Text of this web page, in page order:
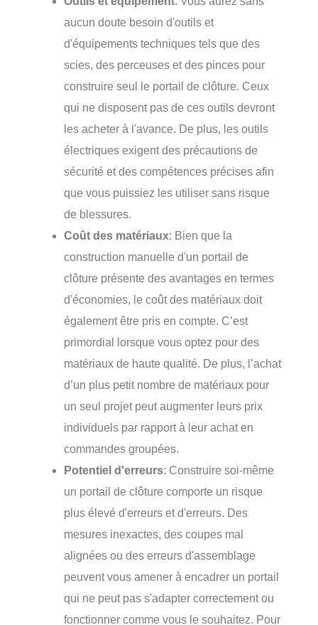
aucun doute besoin d'outils et
d'équipements techniques tels que des
scies, des perceuses et des pinces pour
construire seul le portail de clôture. Ceux
qui ne disposent pas de ces outils devront
les acheter à l'avance. De plus, les outils
électriques exigent des précautions de
sécurité et des compétences précises afin
que vous puissiez les utiliser sans risque
de blessures.
Coût des matériaux: Bien que la
construction manuelle d'un portail de
clôture présente des avantages en termes
d'économies, le coût des matériaux doit
également être pris en compte. C’est
primordial lorsque vous optez pour des
matériaux de haute qualité. De plus, l’achat
d’un plus petit nombre de matériaux pour
un seul projet peut augmenter leurs prix
individuels par rapport à leur achat en
commandes groupées.
Potentiel d'erreurs: Construire soi-même
un portail de clôture comporte un risque
plus élevé d'erreurs et d'erreurs. Des
mesures inexactes, des coupes mal
alignées ou des erreurs d'assemblage
peuvent vous amener à encadrer un portail
qui ne peut pas s'adapter correctement ou
fonctionner comme vous le souhaitez. Pour